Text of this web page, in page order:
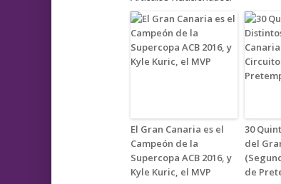
El Gran Canaria es el
Campeón de la
Supercopa ACB 2016, y
Kyle Kuric, el MVP
30
del
de